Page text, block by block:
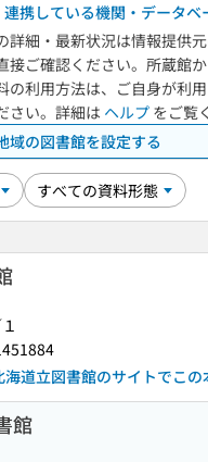
連携している機関・データベ
詳細・最新状況は情報提供
接ご確認ください。所蔵館
の利用方法は、ご自身が利
さい。詳細は ヘルプ をご覧
域の図書館を設定する
海道立図書館のサイトでこの
館